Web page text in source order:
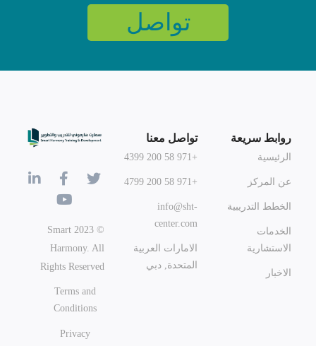
تواصل
روابط سريعة
الرئيسية
عن المركز
الخطط التدريبية
الخدمات
الاستشارية
الاخبار
تواصل معنا
+971 58 200 4399
+971 58 200 4799
info@sht-
center.com
الامارات العربية
المتحدة, دبي
© 2023 Smart
Harmony. All
Rights Reserved
Terms and
Conditions
Privacy